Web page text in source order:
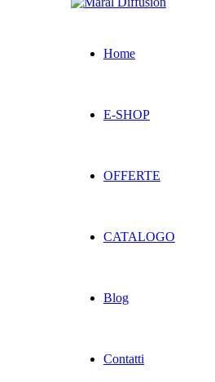
Home
E-SHOP
OFFERTE
CATALOGO
Blog
Contatti